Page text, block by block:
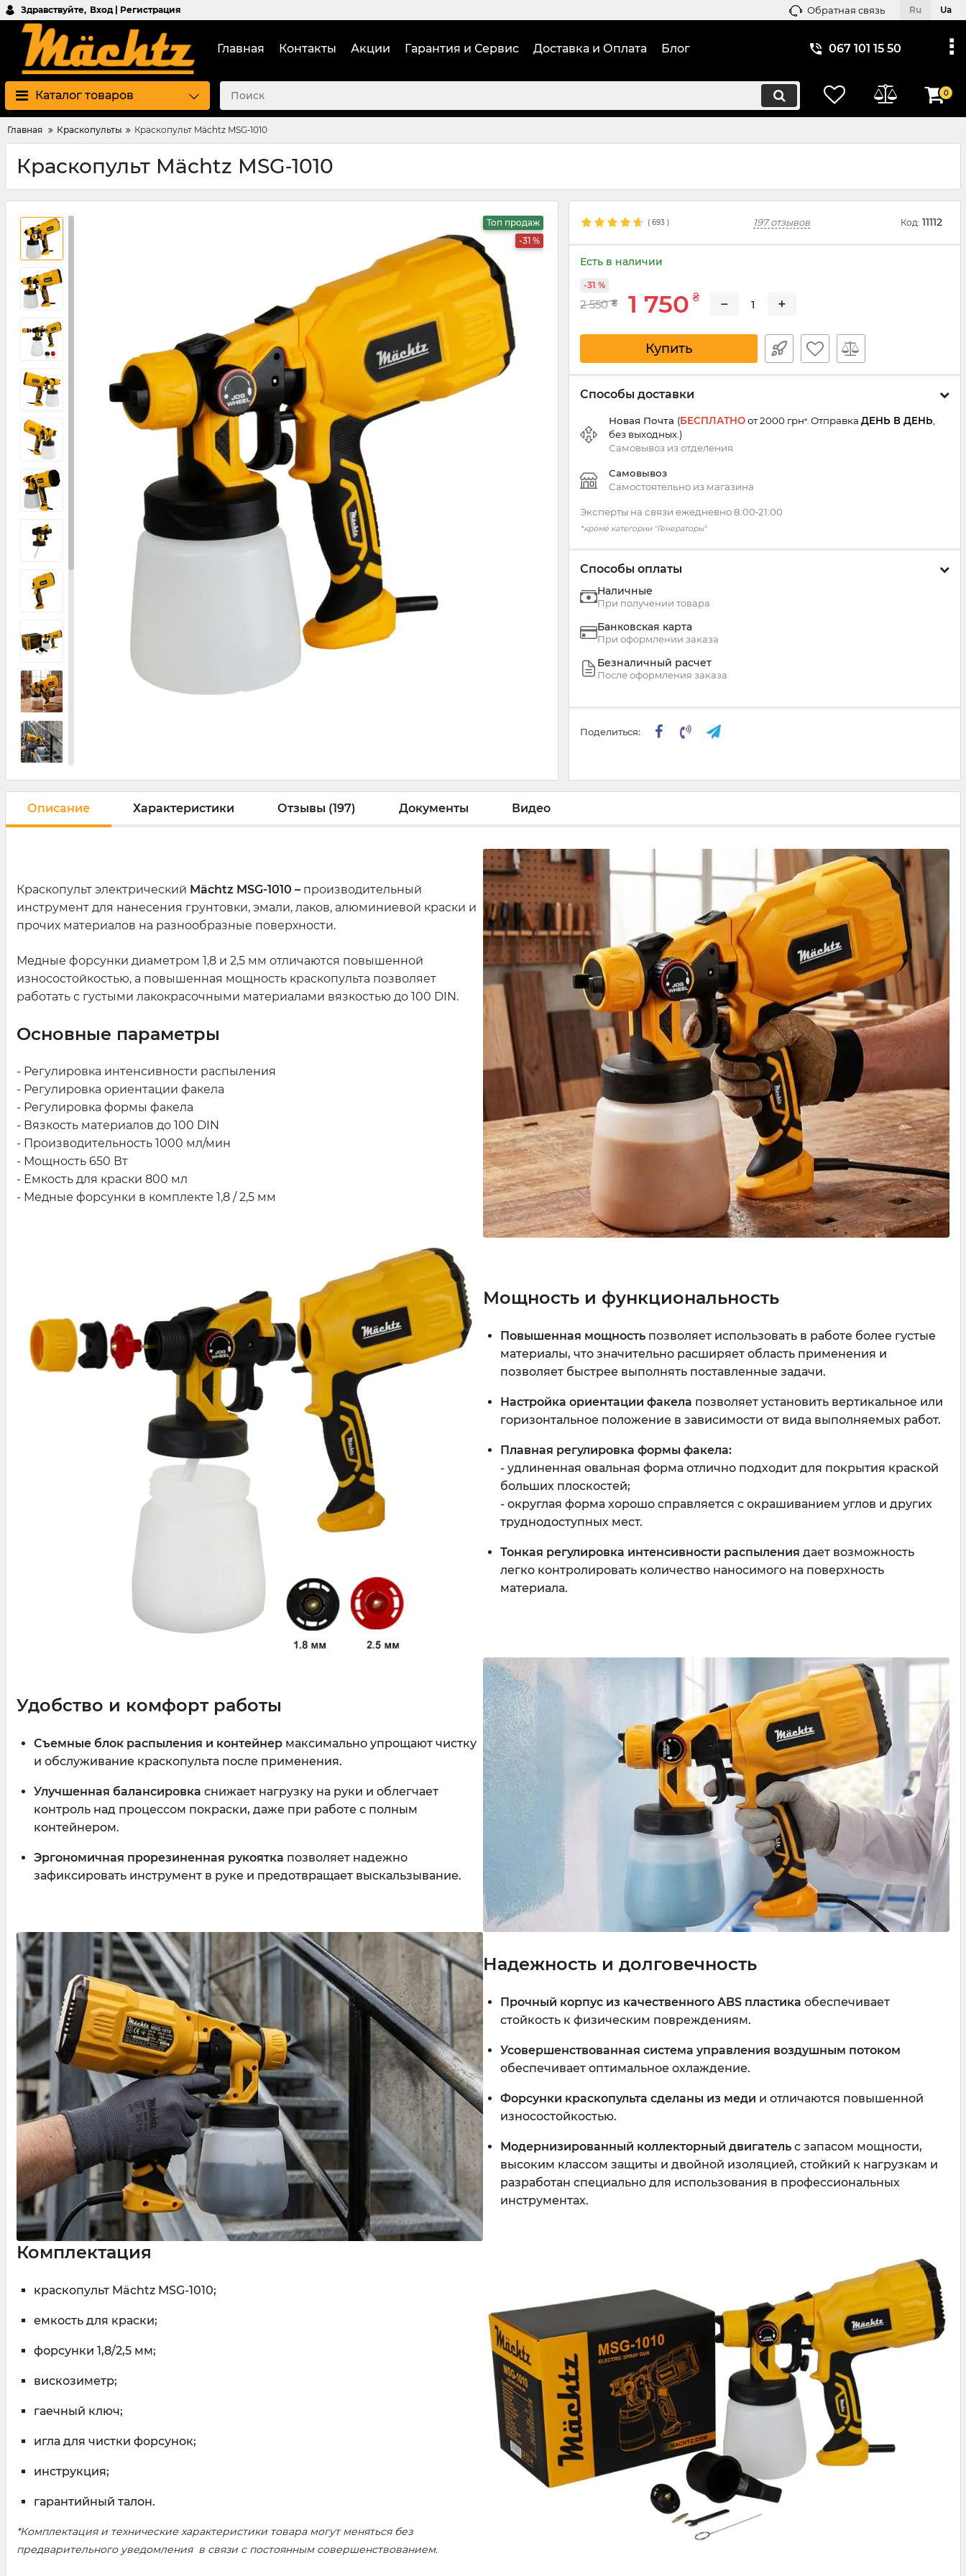
Здравствуйте, Вход | Регистрация Обратная связь Ru Ua
Главная Контакты Акции Гарантия и Сервис Доставка и Оплата Блог 067 101 15 50
Каталог товаров 0
Главная Краскопульты Краскопульт Mächtz MSG‑1010
Краскопульт Mächtz MSG‑1010
Топ продаж
-31 %
( 693 ) 197 отзывов Код: 11112
Есть в наличии
2 550 ₴ 1 750 ₴
-31 %
− +
Купить
Способы доставки
Новая Почта (БЕСПЛАТНОот 2000 грн*. Отправка ДЕНЬ В ДЕНЬ
без выходных.)
Самовывоз изотделения
Самовывоз
Самостоятельно из магазина
Эксперты на связи ежедневно 8:00‑21:00
*кроме категории "Генераторы"
Способы оплаты
Наличные
При получении товара
Банковская карта
При оформлении заказа
Безналичный расчет
После оформления заказа
Поделиться:
Описание Характеристики Отзывы (197) Документы Видео
Краскопульт электрический Mächtz MSG-1010 – производительный
инструмент для нанесения грунтовки, эмали, лаков, алюминиевой краски и
прочих материалов на разнообразные поверхности.
Медные форсунки диаметром 1,8 и 2,5 мм отличаются повышенной
износостойкостью, а повышенная мощность краскопульта позволяет
работать с густыми лакокрасочными материалами вязкостью до 100 DIN.
Основные параметры
- Регулировка интенсивности распыления
- Регулировка ориентации факела
- Регулировка формы факела
- Вязкость материалов до 100 DIN
- Производительность 1000 мл/мин
- Мощность 650 Вт
- Емкость для краски 800 мл
- Медные форсунки в комплекте 1,8 / 2,5 мм
Мощность и функциональность
Повышенная мощность позволяет использовать в работе более густые
материалы, что значительно расширяет область применения и
позволяет быстрее выполнять поставленные задачи.
Настройка ориентации факела позволяет установить вертикальное или
горизонтальное положение в зависимости от вида выполняемых работ.
Плавная регулировка формы факела:
- удлиненная овальная форма отлично подходит для покрытия краской
больших плоскостей;
- округлая форма хорошо справляется с окрашиванием углов и других
труднодоступных мест.
Тонкая регулировка интенсивности распыления дает возможность
легко контролировать количество наносимого на поверхность
материала.
Удобство и комфорт работы
Съемные блок распыления и контейнер максимально упрощают чистку
и обслуживание краскопульта после применения.
Улучшенная балансировка снижает нагрузку на руки и облегчает
контроль над процессом покраски, даже при работе с полным
контейнером.
Эргономичная прорезиненная рукоятка позволяет надежно
зафиксировать инструмент в руке и предотвращает выскальзывание.
Надежность и долговечность
Прочный корпус из качественного ABS пластика обеспечивает
стойкость к физическим повреждениям.
Усовершенствованная система управления воздушным потоком
обеспечивает оптимальное охлаждение.
Форсунки краскопульта сделаны из меди и отличаются повышенной
износостойкостью.
Модернизированный коллекторный двигатель с запасом мощности,
высоким классом защиты и двойной изоляцией, стойкий к нагрузкам и
разработан специально для использования в профессиональных
инструментах.
Комплектация
краскопульт Mächtz MSG-1010;
емкость для краски;
форсунки 1,8/2,5 мм;
вискозиметр;
гаечный ключ;
игла для чистки форсунок;
инструкция;
гарантийный талон.
*Комплектация и технические характеристики товара могут меняться без
предварительного уведомления в связи с постоянным совершенствованием.